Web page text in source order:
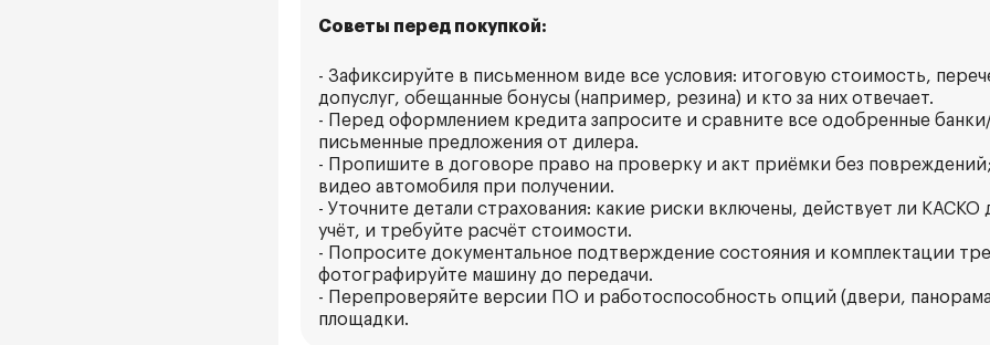
Советы перед покупкой:
- Зафиксируйте в письменном виде все условия: итоговую стоимость,
допуслуг, обещанные бонусы (например, резина) и кто за них отвечает.
- Перед оформлением кредита запросите и сравните все одобренные
письменные предложения от дилера.
- Пропишите в договоре право на проверку и акт приёмки без
видео автомобиля при получении.
- Уточните детали страхования: какие риски включены, действует ли КАСКО
учёт, и требуйте расчёт стоимости.
- Попросите документальное подтверждение состояния и комплектации
фотографируйте машину до передачи.
- Перепроверяйте версии ПО и работоспособность опций (двери,
площадки.